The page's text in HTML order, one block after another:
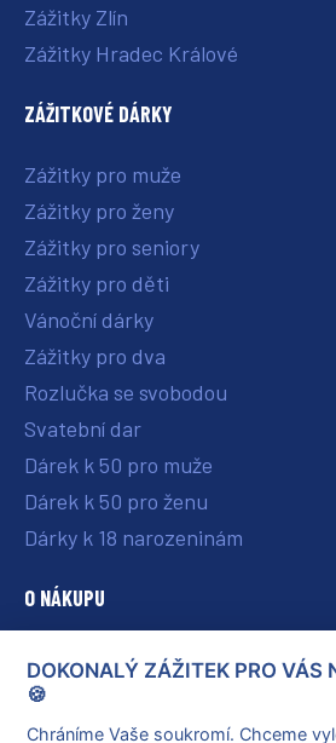
Zážitky Zlín
Zážitky Hradec Králové
ZÁŽITKOVÉ DÁRKY
Zážitky pro muže
Zážitky pro ženy
Zážitky pro seniory
Zážitky pro děti
Vánoční dárky
Zážitky pro dva
Rozlučka se svobodou
Svatební dar
Dárek k 50 pro muže
Dárek k 50 pro ženu
Dárky k 18 narozeninám
O NÁKUPU
O nás
Vše o nákupu
Reklamace a vrácení poukazu
DOKONALÝ ZÁŽITEK PRO VÁS
🍪
Chráníme Vaše soukromí. Chceme